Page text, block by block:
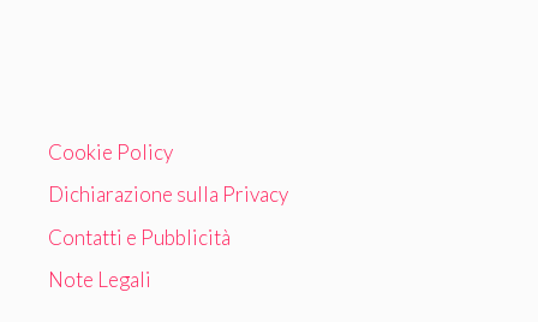
Cookie Policy
Dichiarazione sulla Privacy
Contatti e Pubblicità
Note Legali